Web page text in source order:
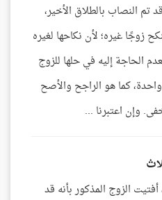
تم النصاب بالطلاق الأخير،
زوجًا غيره؛ لأن نكاحها لغيره
الحاجة إليه في حلها للزوج
واحدة، كما هو الراجح والأصح
وإن اعتبرنا ...
الزوج المذكور بأنه قد